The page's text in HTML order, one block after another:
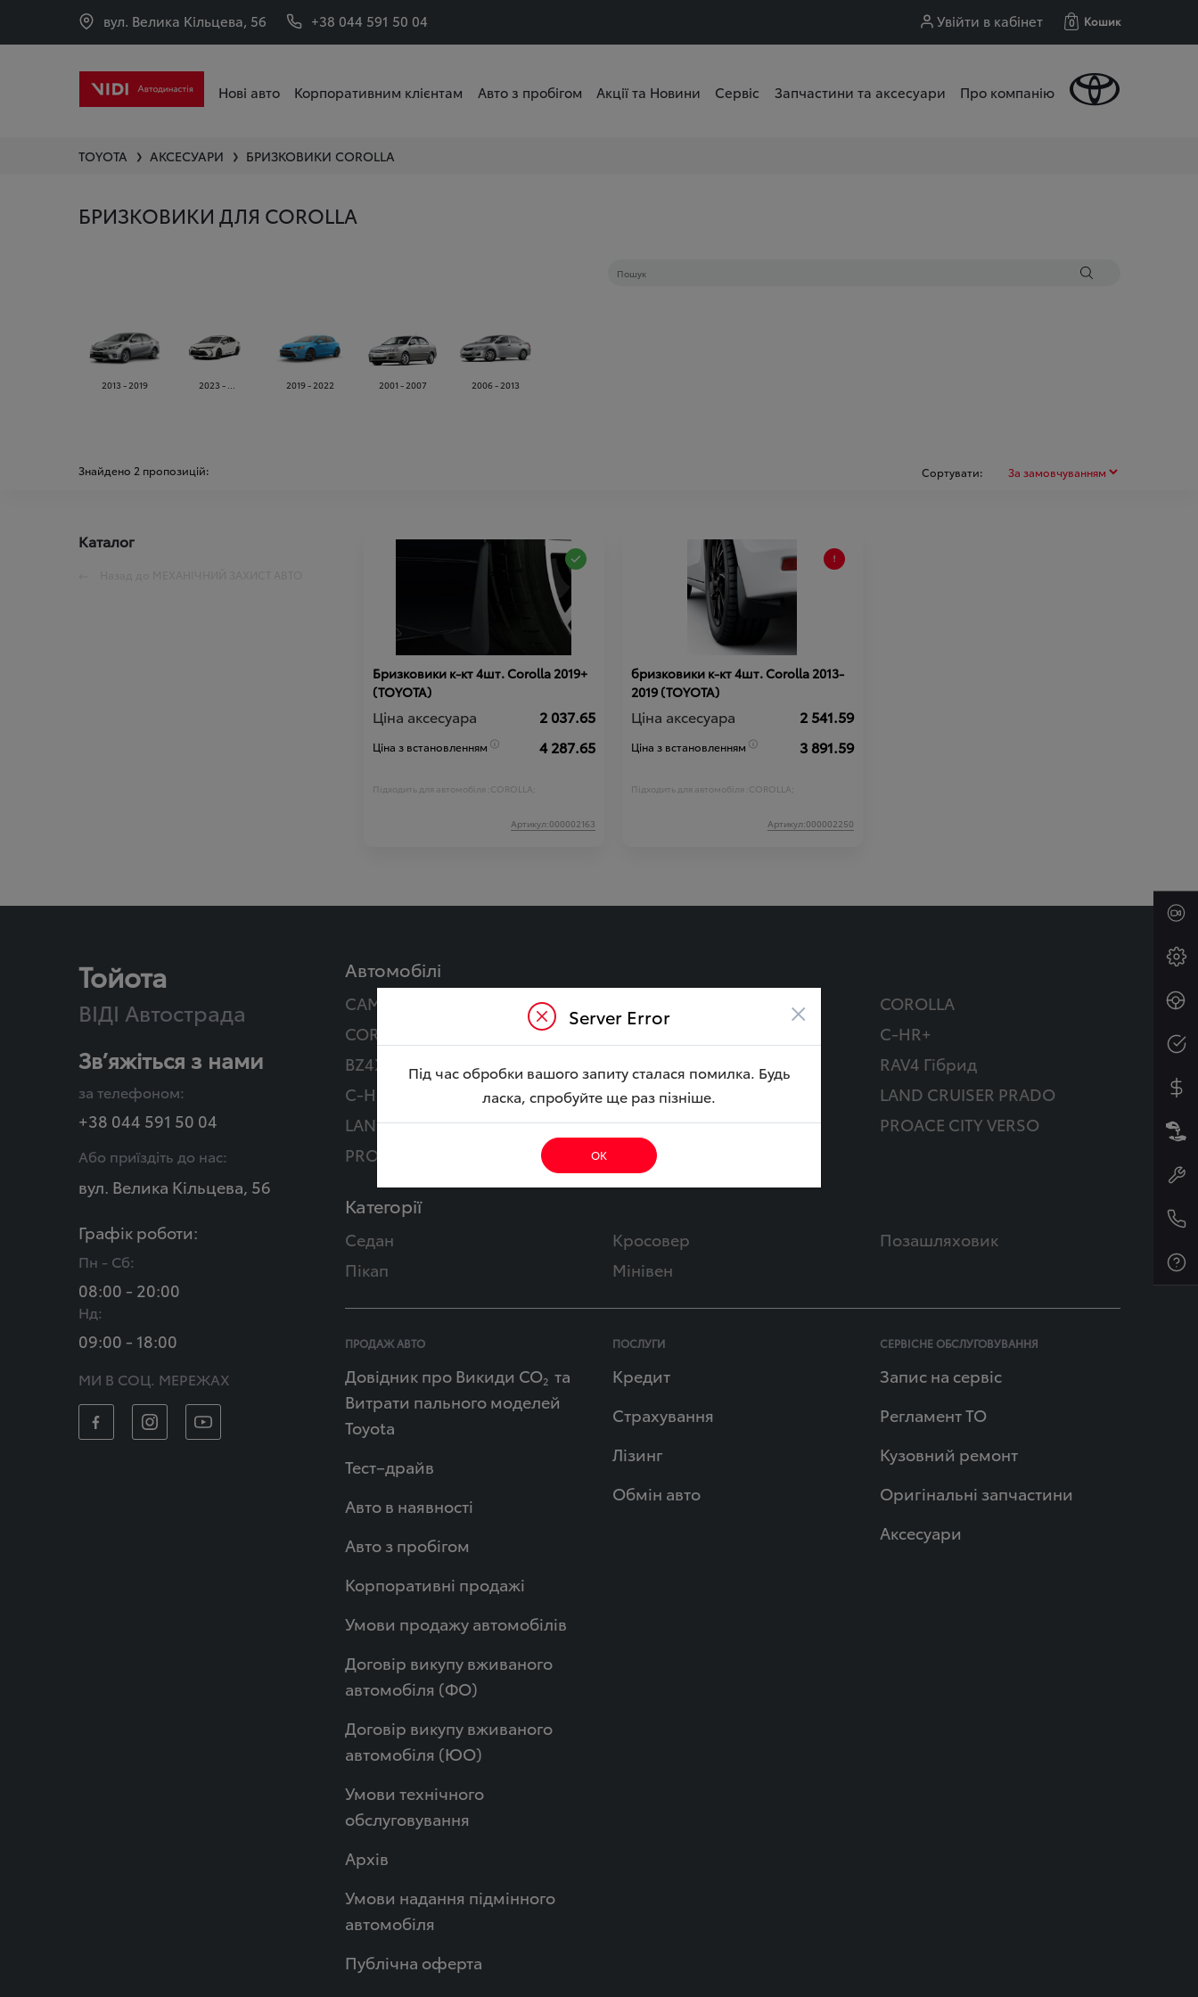
вул. Велика Кільцева, 56 +38 044 591 50 04 Увійти в кабінет 0 Кошик
Нові авто Корпоративним клієнтам Авто з пробігом Акції та Новини Сервіс Запчастини та аксесуари Про компанію
TOYOTA ❯ АКСЕСУАРИ ❯ БРИЗКОВИКИ COROLLA
БРИЗКОВИКИ ДЛЯ COROLLA
2013 - 2019 2023 - ... 2019 - 2022 2001 - 2007 2006 - 2013
Знайдено 2 пропозицій: Сортувати:
Каталог
Бризковики к-кт 4шт. Corolla 2019+
(TOYOTA)
Ціна аксесуара 2 037.65
Ціна з встановленням 4 287.65
Підходить для автомобіля :COROLLA;
Артикул:000002163
бризковики к-кт 4шт. Corolla 2013-
2019 (TOYOTA)
Ціна аксесуара 2 541.59
Ціна з встановленням 3 891.59
Підходить для автомобіля :COROLLA;
Артикул:000002250
Тойота
ВІДІ Автострада
Зв’яжіться з нами
за телефоном:
+38 044 591 50 04
Або приїздіть до нас:
вул. Велика Кільцева, 56
Графік роботи:
Пн - Сб:
08:00 - 20:00
Нд:
09:00 - 18:00
МИ В СОЦ. МЕРЕЖАХ
Автомобілі
CAMRY
COROLLA
COROLLA Гібрид
C-HR+
BZ4X Touring
YARIS CROSS Гібрид
RAV4 Гібрид
C-HR Гібрид
COROLLA CROSS Гібрид
LAND CRUISER PRADO
LAND CRUISER
HILUX
PROACE CITY VERSO
PROACE CITY
Категорії
Седан Кросовер
Позашляховик
Пікап
Мінівен
ПРОДАЖ АВТО
Довідник про Викиди СО2 та
Витрати пального моделей
Toyota
Тест–драйв
Авто в наявності
Авто з пробігом
Корпоративні продажі
Умови продажу автомобілів
Договір викупу вживаного
автомобіля (ФО)
Договір викупу вживаного
автомобіля (ЮО)
Умови технічного
обслуговування
Архів
Умови надання підмінного
автомобіля
Публічна оферта
ПОСЛУГИ
Кредит
Страхування
Лізинг
Обмін авто
СЕРВІСНЕ ОБСЛУГОВУВАННЯ
Запис на сервіс
Регламент ТО
Кузовний ремонт
Оригінальні запчастини
Аксесуари
Server Error ×
Під час обробки вашого запиту сталася помилка. Будь
ласка, спробуйте ще раз пізніше.
ОК